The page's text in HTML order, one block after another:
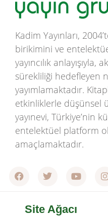
Kadim Yayınları,
birikimini ve
yayıncılık
sürekliliği hedefleyen
yayımlamaktadır.
etkinliklerle düşünsel
yayınevi, Türkiye’nin
entelektüel platform
amaçlamaktadır.
Site Ağacı